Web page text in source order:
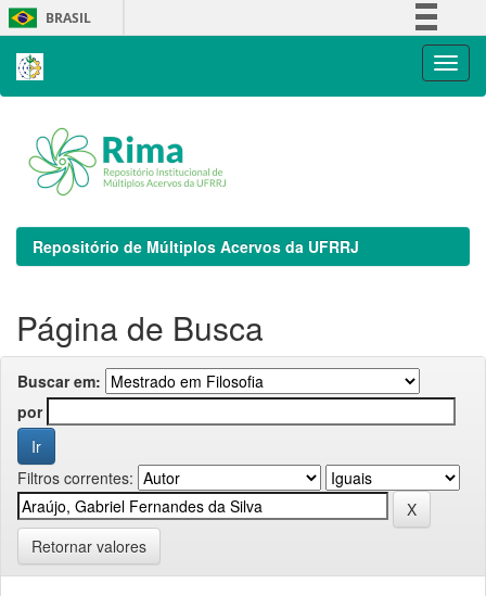
Skip
navigation
BRASIL
Repositório de Múltiplos Acervos da UFRRJ
Página de Busca
Buscar em:
por
Filtros correntes:
Retornar valores